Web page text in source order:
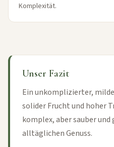
Komplexität.
Unser Fazit
Ein unkomplizierter,
solider Frucht und hoher
komplex, aber sauber
alltäglichen Genuss.